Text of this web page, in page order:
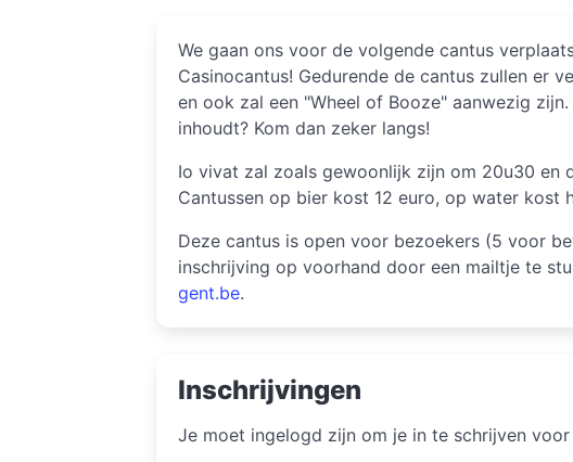
We gaan ons voor de volgende cantus
Casinocantus! Gedurende de cantus zullen er
en ook zal een "Wheel of Booze" aanwezig
inhoudt? Kom dan zeker langs!
Io vivat zal zoals gewoonlijk zijn om 20u30 en
Cantussen op bier kost 12 euro, op water kost
Deze cantus is open voor bezoekers (5 voor
inschrijving op voorhand door een mailtje te
gent.be.
Inschrijvingen
Je moet ingelogd zijn om je in te schrijven voor